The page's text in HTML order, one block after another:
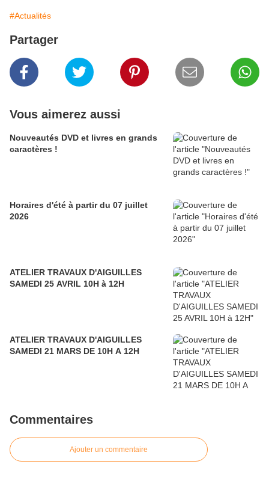
#Actualités
Partager
Vous aimerez aussi
Nouveautés DVD et livres en grands
caractères !
Horaires d'été à partir du 07 juillet
2026
ATELIER TRAVAUX D'AIGUILLES
SAMEDI 25 AVRIL 10H à 12H
ATELIER TRAVAUX D'AIGUILLES
SAMEDI 21 MARS DE 10H A 12H
Commentaires
Ajouter un commentaire